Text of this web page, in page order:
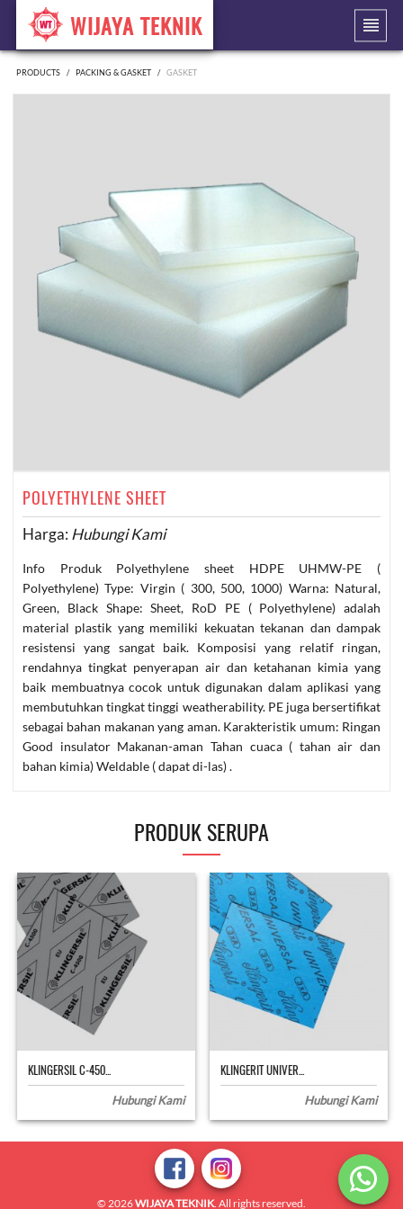
WIJAYA TEKNIK
PRODUCTS PACKING & GASKET GASKET
POLYETHYLENE SHEET
Harga: Hubungi Kami
Info Produk Polyethylene sheet HDPE UHMW-PE (
Polyethylene) Type: Virgin ( 300, 500, 1000) Warna: Natural,
Green, Black Shape: Sheet, RoD PE ( Polyethylene) adalah
material plastik yang memiliki kekuatan tekanan dan dampak
resistensi yang sangat baik. Komposisi yang relatif ringan,
rendahnya tingkat penyerapan air dan ketahanan kimia yang
baik membuatnya cocok untuk digunakan dalam aplikasi yang
membutuhkan tingkat tinggi weatherability. PE juga bersertifikat
sebagai bahan makanan yang aman. Karakteristik umum: Ringan
Good insulator Makanan-aman Tahan cuaca ( tahan air dan
bahan kimia) Weldable ( dapat di-las) .
PRODUK SERUPA
KLINGERSIL C-450...
Hubungi Kami
KLINGERIT UNIVER...
Hubungi Kami
© 2026WIJAYA TEKNIK. All rights reserved.